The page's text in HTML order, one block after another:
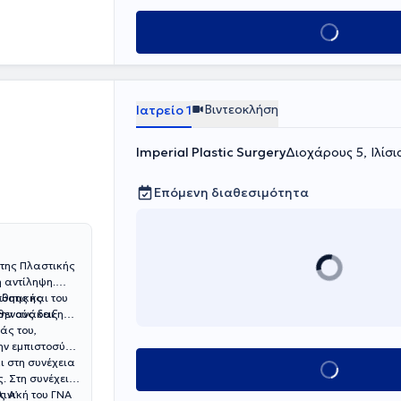
Κλείσε ραντεβού
Πλαστικής
αντίληψη.
και
και του
ανάδειξη
του,
εμπιστοσύνη,
στη συνέχεια
Στη συνέχεια
Α’
του ΓΝΑ
Ιατρείο 1 Βιντεοκλήση
Imperial Plastic SurgeryΔιοχάρους 5,
Επόμενη διαθεσιμότητα
Κλείσε ραντεβού